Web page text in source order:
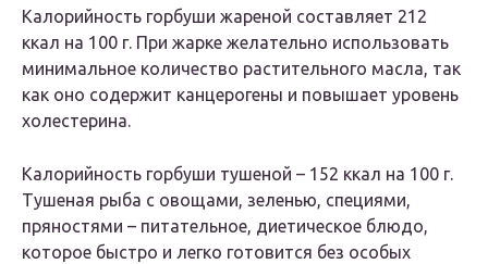
Калорийность горбуши жареной составляет 212
ккал на 100 г. При жарке желательно использовать
минимальное количество растительного масла, так
как оно содержит канцерогены и повышает уровень
холестерина.
Калорийность горбуши тушеной – 152 ккал на 100 г.
Тушеная рыба с овощами, зеленью, специями,
пряностями – питательное, диетическое блюдо,
которое быстро и легко готовится без особых